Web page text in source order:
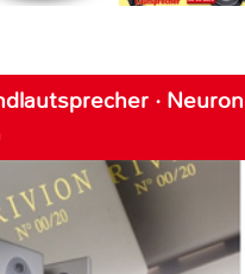
· Neuron